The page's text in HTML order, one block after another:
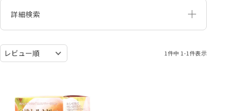
詳細検索
1件中 1-1件表示